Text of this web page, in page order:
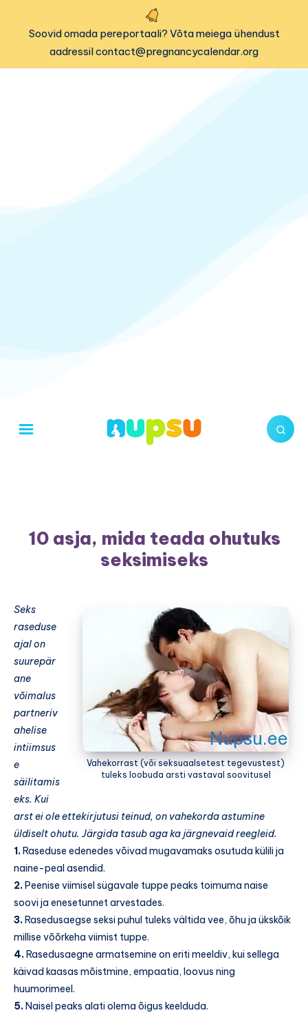
Soovid omada pereportaali? Võta meiega ühendust
aadressil contact@pregnancycalendar.org
10 asja, mida teada ohutuks
seksimiseks
Vahekorrast (või seksuaalsetest tegevustest)
tuleks loobuda arsti vastaval soovitusel
Seks
raseduse
ajal on
suurepär
ane
võimalus
partneriv
ahelise
intiimsus
e
säilitamis
eks. Kui
arst ei ole ettekirjutusi teinud, on vahekorda astumine
üldiselt ohutu. Järgida tasub aga ka järgnevaid reegleid.
1.Raseduse edenedes võivad mugavamaks osutuda külili ja
naine-peal asendid.
2.Peenise viimisel sügavale tuppe peaks toimuma naise
soovi ja enesetunnet arvestades.
3.Rasedusaegse seksi puhul tuleks vältida vee, õhu ja ükskõik
millise võõrkeha viimist tuppe.
4.Rasedusaegne armatsemine on eriti meeldiv, kui sellega
käivad kaasas mõistmine, empaatia, loovus ning
huumorimeel.
5.Naisel peaks alati olema õigus keelduda.